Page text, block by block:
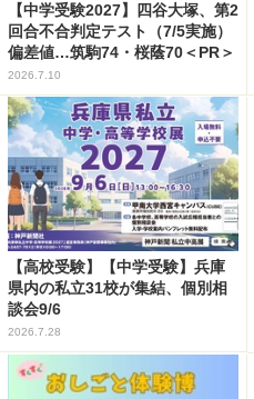
【中学受験2027】四谷大塚、第2
回合不合判定テスト（7/5実施）
偏差値…筑駒74・桜蔭70＜PR＞
2026.7.10
【高校受験】【中学受験】兵庫
県内の私立31校が集結、個別相
談会9/6
2026.7.28